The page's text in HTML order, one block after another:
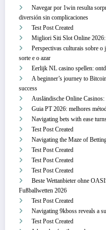
Navegar por 1win resulta
diversión sin complicaciones
Test Post Created
Migliori Siti Slot Online 2026:
Perspectivas culturais sobre o
sorte e o azar
Eerlijk NL casino spellen:
A beginner’s journey to
success
Ausländische Online
Guia PT 2026: melhores
Navigating bets with ease
Test Post Created
Navigating the Maze of
Test Post Created
Test Post Created
Test Post Created
Beste Wettanbieter ohne
Fußballwetten 2026
Test Post Created
Navigating 9kboss reveals a
Test Post Created